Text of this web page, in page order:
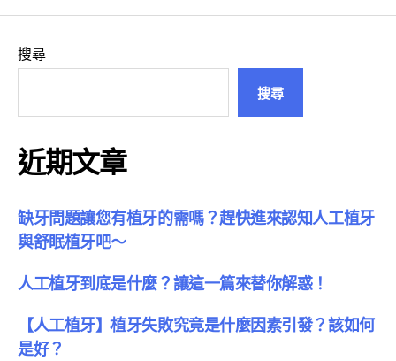
分
頁
搜尋
搜尋
近期文章
缺牙問題讓您有植牙的需嗎？趕快進來認知人工植牙
與舒眠植牙吧～
人工植牙到底是什麼？讓這一篇來替你解惑！
【人工植牙】植牙失敗究竟是什麼因素引發？該如何
是好？